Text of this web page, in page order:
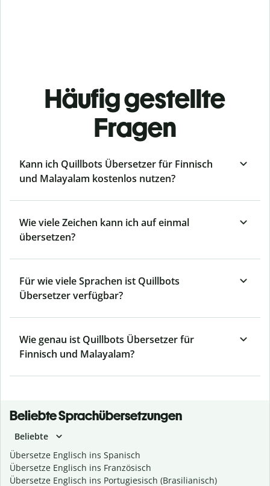
Häufig gestellte
Fragen
Kann ich Quillbots Übersetzer für Finnisch
und Malayalam kostenlos nutzen?
Wie viele Zeichen kann ich auf einmal
übersetzen?
Für wie viele Sprachen ist Quillbots
Übersetzer verfügbar?
Wie genau ist Quillbots Übersetzer für
Finnisch und Malayalam?
Beliebte Sprachübersetzungen
Beliebte
Übersetze Englisch ins Spanisch
Übersetze Englisch ins Französisch
Übersetze Englisch ins Portugiesisch (Brasilianisch)